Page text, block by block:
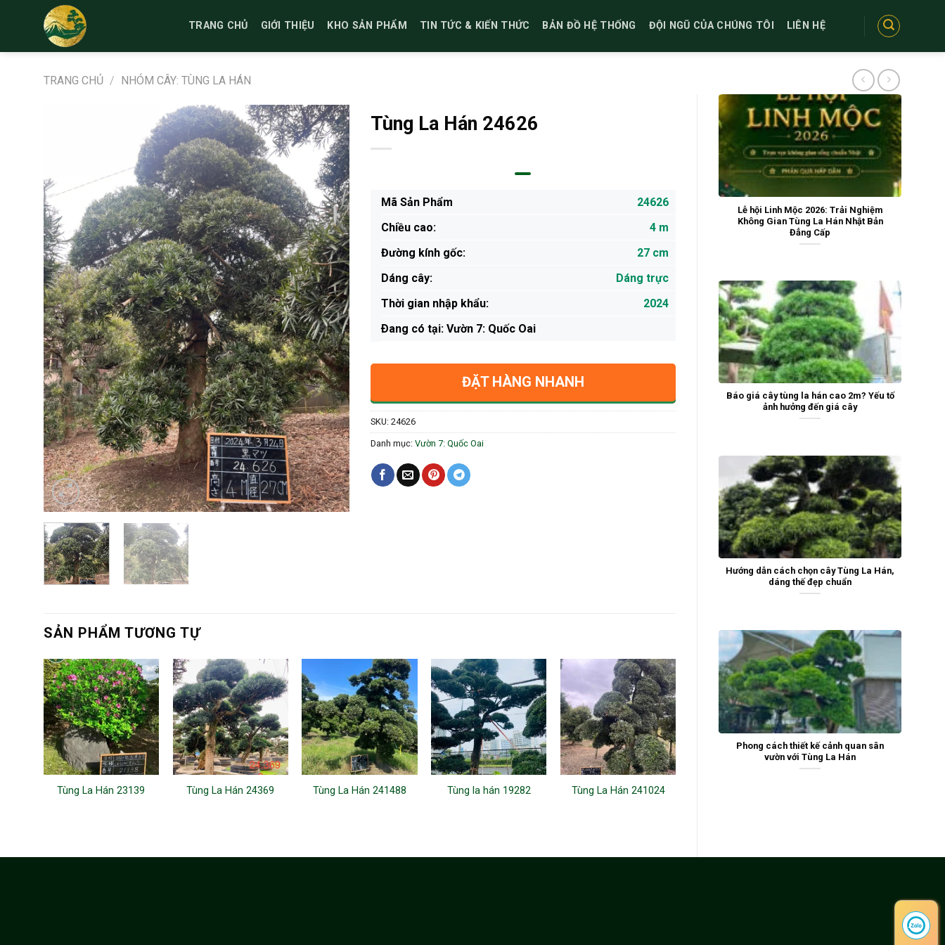
TRANG CHỦ GIỚI THIỆU KHO SẢN PHẨM TIN TỨC & KIẾN THỨC BẢN ĐỒ HỆ THỐNG ĐỘI NGŨ CỦA CHÚNG TÔI LIÊN HỆ
TRANG CHỦ / NHÓM CÂY: TÙNG LA HÁN
Lễ hội Linh Mộc 2026: Trải Nghiệm
Không Gian Tùng La Hán Nhật Bản
Đẳng Cấp
Báo giá cây tùng la hán cao 2m? Yếu tố
ảnh hưởng đến giá cây
Hướng dẫn cách chọn cây Tùng La Hán,
dáng thế đẹp chuẩn
Phong cách thiết kế cảnh quan sân
vườn với Tùng La Hán
Tùng La Hán 24626
Mã Sản Phẩm
24626
Chiều cao:
4 m
Đường kính gốc:
27 cm
Dáng cây:
Dáng trực
Thời gian nhập khẩu:
2024
Ðang có tại: Vườn 7: Quốc Oai
ĐẶT HÀNG NHANH
SKU: 24626
Danh mục: Vườn 7: Quốc Oai
SẢN PHẨM TƯƠNG TỰ
Tùng La Hán 23139 Tùng La Hán 24369 Tùng La Hán 241488 Tùng la hán 19282 Tùng La Hán 241024